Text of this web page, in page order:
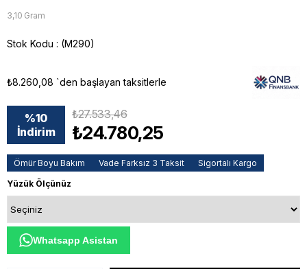
3,10 Gram
Stok Kodu (M290)
₺8.260,08 `den başlayan taksitlerle
%10
İndirim
₺27.533,46
₺24.780,25
Ömür Boyu Bakım Vade Farksız 3 Taksit
Sigortalı Kargo
Yüzük Ölçünüz
Whatsapp Asistan